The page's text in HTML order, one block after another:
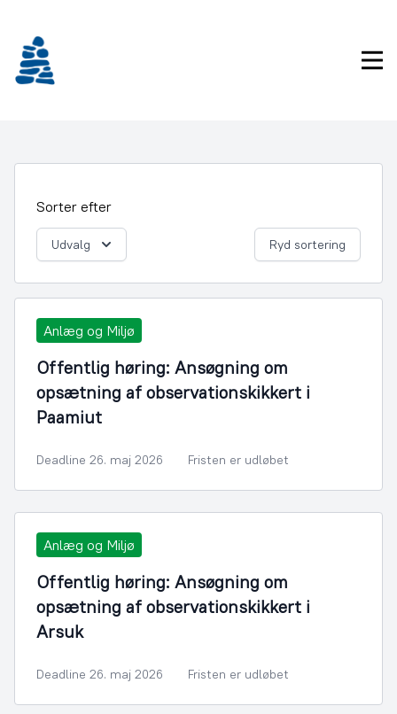
indhold
Sorter efter
Udvalg Ryd sortering
Anlæg og Miljø
Offentlig høring: Ansøgning om
opsætning af observationskikkert i
Paamiut
Deadline 26. maj 2026 Fristen er udløbet
Anlæg og Miljø
Offentlig høring: Ansøgning om
opsætning af observationskikkert i
Arsuk
Deadline 26. maj 2026 Fristen er udløbet